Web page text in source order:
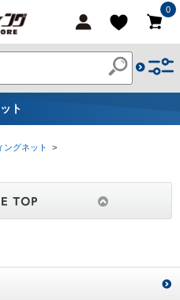
0
ト
ングネット
>